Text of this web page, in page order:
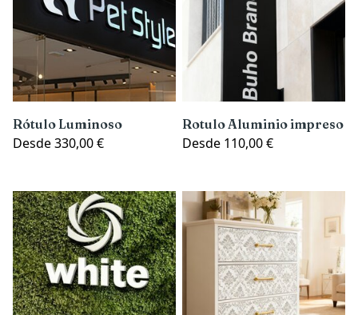
Rótulo Luminoso
Desde330,00 €
Rotulo Aluminio impreso
Desde 110,00 €